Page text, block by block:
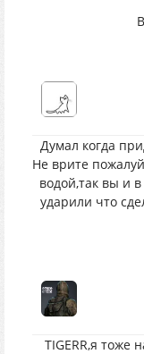
Думал когда
Не врите
водой,так вы и
ударили что
TIGERR,я тоже